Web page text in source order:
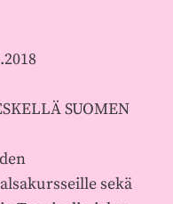
SUOMEN
sekä